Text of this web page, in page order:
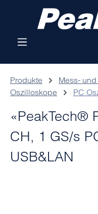
Zum Hauptinhalt springen
Produkte
Mess-
Oszilloskope
PC
«PeakTech®
CH, 1 GS/s
USB&LAN